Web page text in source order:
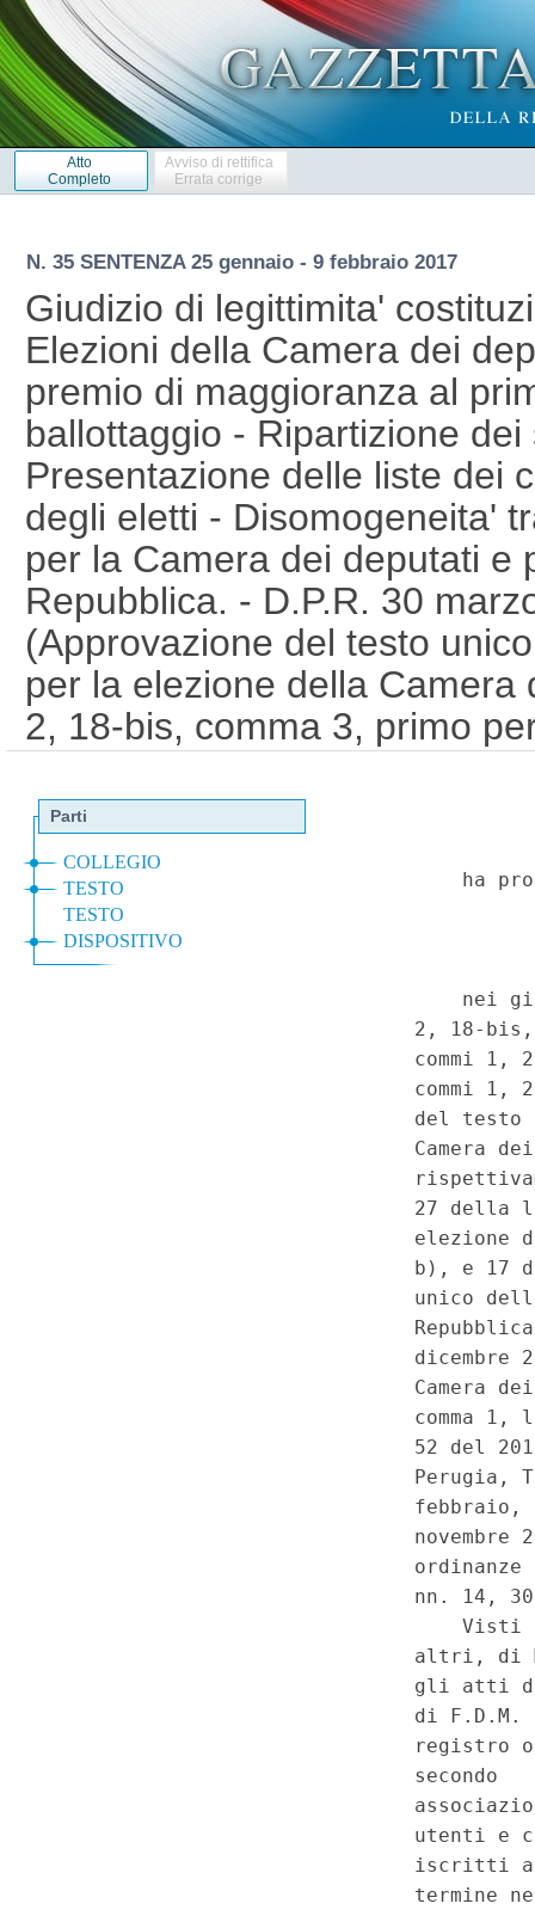
Atto
Completo
Avviso di rettifica
Errata corrige
N. 35 SENTENZA 25 gennaio - 9 febbraio 2017
Giudizio di legittimita'
Elezioni della Camera dei
premio di maggioranza al
ballottaggio - Ripartizione
Presentazione delle liste dei
degli eletti - Disomogeneita'
per la Camera dei deputati e
Repubblica. - D.P.R. 30
(Approvazione del testo
per la elezione della
2, 18-bis, comma 3, primo
numeri 1), 2), 3) e 4), 84,
sostituiti, modificati e/o
2, commi 1, 10, lettera c),
maggio 2015, n. 52
della Camera dei deputati);
dicembre 1993, n. 533
norme per l'elezione del
16, comma 1, lettera b), e
commi 7 e 8, della legge 21
(Modifiche alle norme per
deputati e del Senato della
2015, artt. 1, comma 1,
comma 35. - (T-170035)(GU
Costituzionale n.7 del 15-2-